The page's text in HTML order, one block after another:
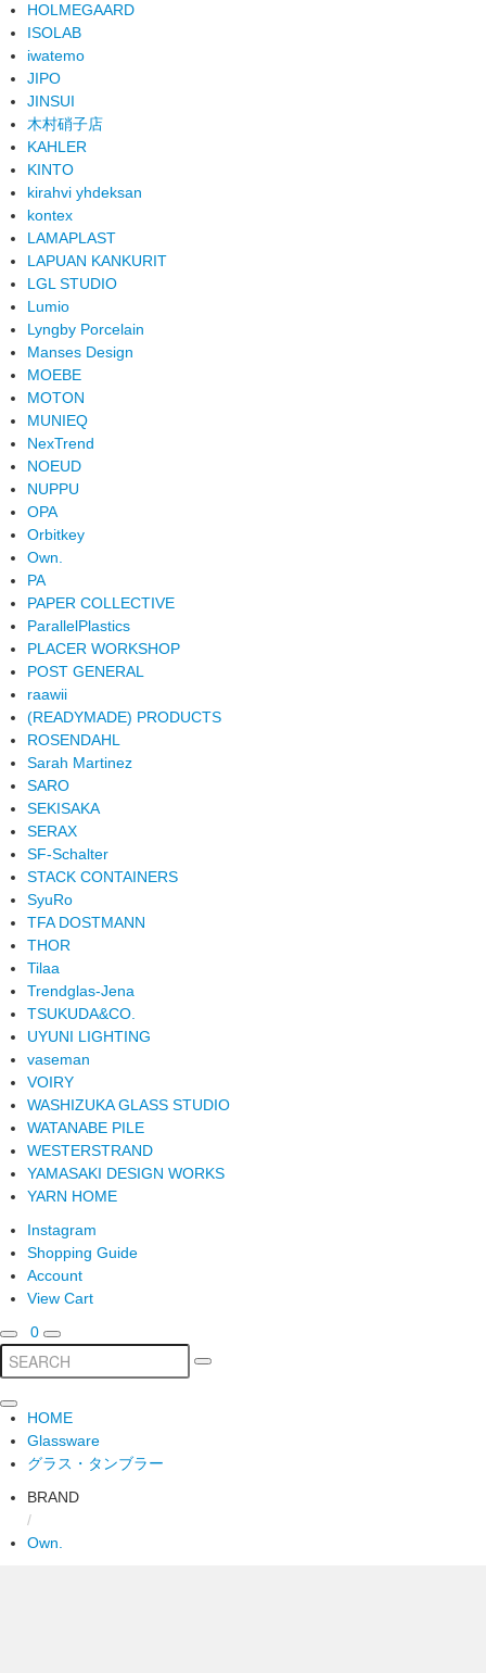
HOLMEGAARD
ISOLAB
iwatemo
JIPO
JINSUI
木村硝子店
KAHLER
KINTO
kirahvi yhdeksan
kontex
LAMAPLAST
LAPUAN KANKURIT
LGL STUDIO
Lumio
Lyngby Porcelain
Manses Design
MOEBE
MOTON
MUNIEQ
NexTrend
NOEUD
NUPPU
OPA
Orbitkey
Own.
PA
PAPER COLLECTIVE
ParallelPlastics
PLACER WORKSHOP
POST GENERAL
raawii
(READYMADE) PRODUCTS
ROSENDAHL
Sarah Martinez
SARO
SEKISAKA
SERAX
SF-Schalter
STACK CONTAINERS
SyuRo
TFA DOSTMANN
THOR
Tilaa
Trendglas-Jena
TSUKUDA&CO.
UYUNI LIGHTING
vaseman
VOIRY
WASHIZUKA GLASS STUDIO
WATANABE PILE
WESTERSTRAND
YAMASAKI DESIGN WORKS
YARN HOME
Instagram
Shopping Guide
Account
View Cart
0
HOME
Glassware
グラス・タンブラー
BRAND
/
Own.